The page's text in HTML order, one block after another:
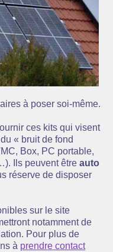
à poser soi-même.
ces kits qui visent
« bruit de fond
Box, PC portable,
Ils peuvent être auto
réserve de disposer
sur le site
notamment de
Pour plus de
à prendre contact